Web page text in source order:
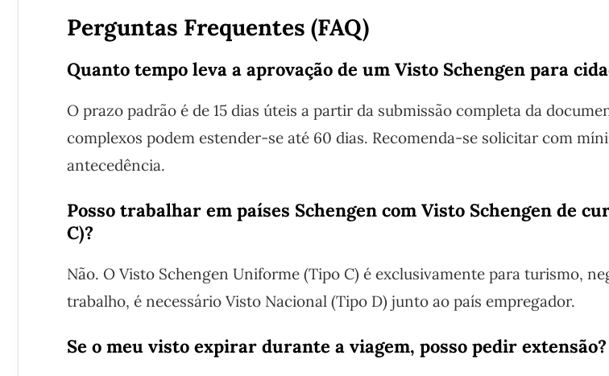
Perguntas Frequentes (FAQ)
Quanto tempo leva a aprovação de um Visto Schengen para
O prazo padrão é de 15 dias úteis a partir da submissão completa da
complexos podem estender-se até 60 dias. Recomenda-se solicitar com
antecedência.
Posso trabalhar em países Schengen com Visto Schengen de
C)?
Não. O Visto Schengen Uniforme (Tipo C) é exclusivamente para turismo,
trabalho, é necessário Visto Nacional (Tipo D) junto ao país empregador.
Se o meu visto expirar durante a viagem, posso pedir extensão?